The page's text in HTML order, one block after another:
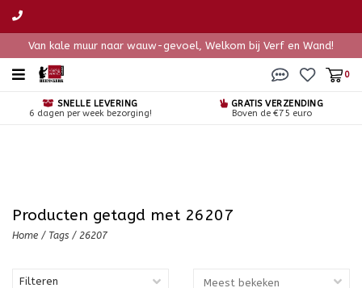
Van kale muur naar wauw-gevoel, Welkom bij Verf en Wand!
0
SNELLE LEVERING
6 dagen per week bezorging!
GRATIS VERZENDING
Boven de €75 euro
Producten getagd met 26207
Home / Tags / 26207
Filteren